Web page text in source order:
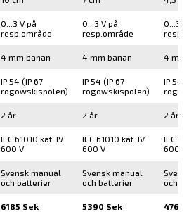
0...3 V på
resp.område
0...3 V på
resp.område
0...3
4 mm banan 4 mm banan 4 mm
IP 54 (IP 67
rogowskispolen)
IP 54 (IP 67
rogowskispolen)
IP 54
2 år 2 år 2 år
IEC 61010 kat. IV
600 V
IEC 61010 kat. IV
600 V
IEC
600 V
Svensk manual
och batterier
Svensk manual
och batterier
och
6185 Sek 5390 Sek 4760